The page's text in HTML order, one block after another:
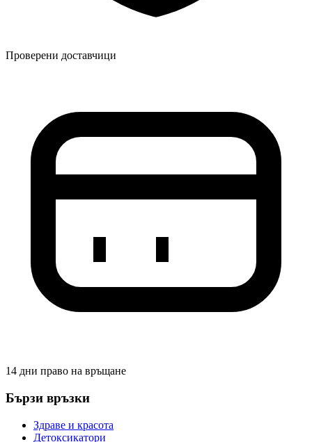
Проверени доставчици
14 дни право на връщане
Бързи връзки
Здраве и красота
Детоксикатори